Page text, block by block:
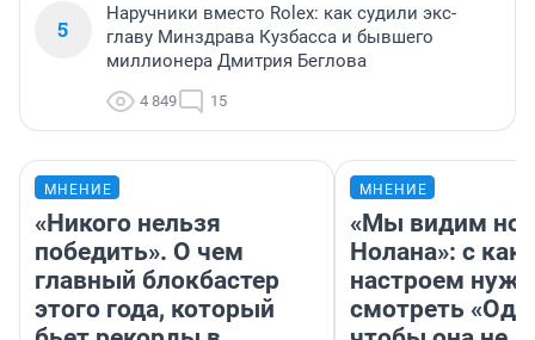
5
Наручники вместо Rolex: как судили экс-
главу Минздрава Кузбасса и бывшего
миллионера Дмитрия Беглова
4 849 15
МНЕНИЕ
«Никого нельзя
победить». О чем
главный блокбастер
этого года, который
МНЕНИЕ
«Мы видим
Нолана»: с
настроем
смотреть